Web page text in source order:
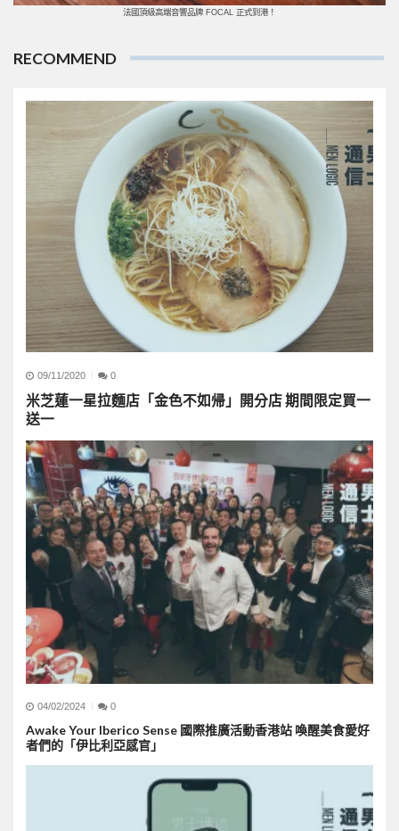
法國頂級高端音響品牌 FOCAL 正式到港！
RECOMMEND
09/11/2020 0
米芝蓮一星拉麵店「金色不如帰」開分店 期間限定買一
送一
04/02/2024 0
Awake Your Iberico Sense 國際推廣活動香港站 喚醒美食愛好
者們的「伊比利亞感官」